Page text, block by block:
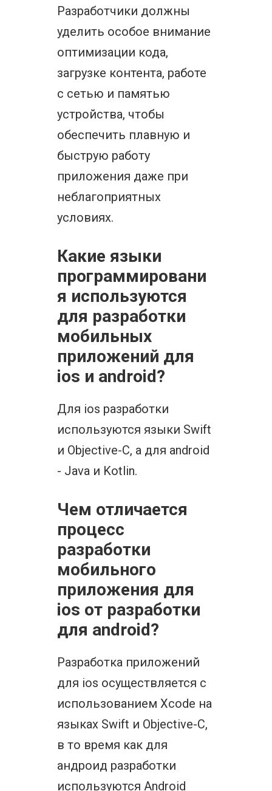
Разработчики должны
уделить особое внимание
оптимизации кода,
загрузке контента, работе
с сетью и памятью
устройства, чтобы
обеспечить плавную и
быструю работу
приложения даже при
неблагоприятных
условиях.
Какие языки
программировани
я используются
для разработки
мобильных
приложений для
ios и android?
Для ios разработки
используются языки Swift
и Objective-C, а для android
- Java и Kotlin.
Чем отличается
процесс
разработки
мобильного
приложения для
ios от разработки
для android?
Разработка приложений
для ios осуществляется с
использованием Xcode на
языках Swift и Objective-C,
в то время как для
андроид разработки
используются Android